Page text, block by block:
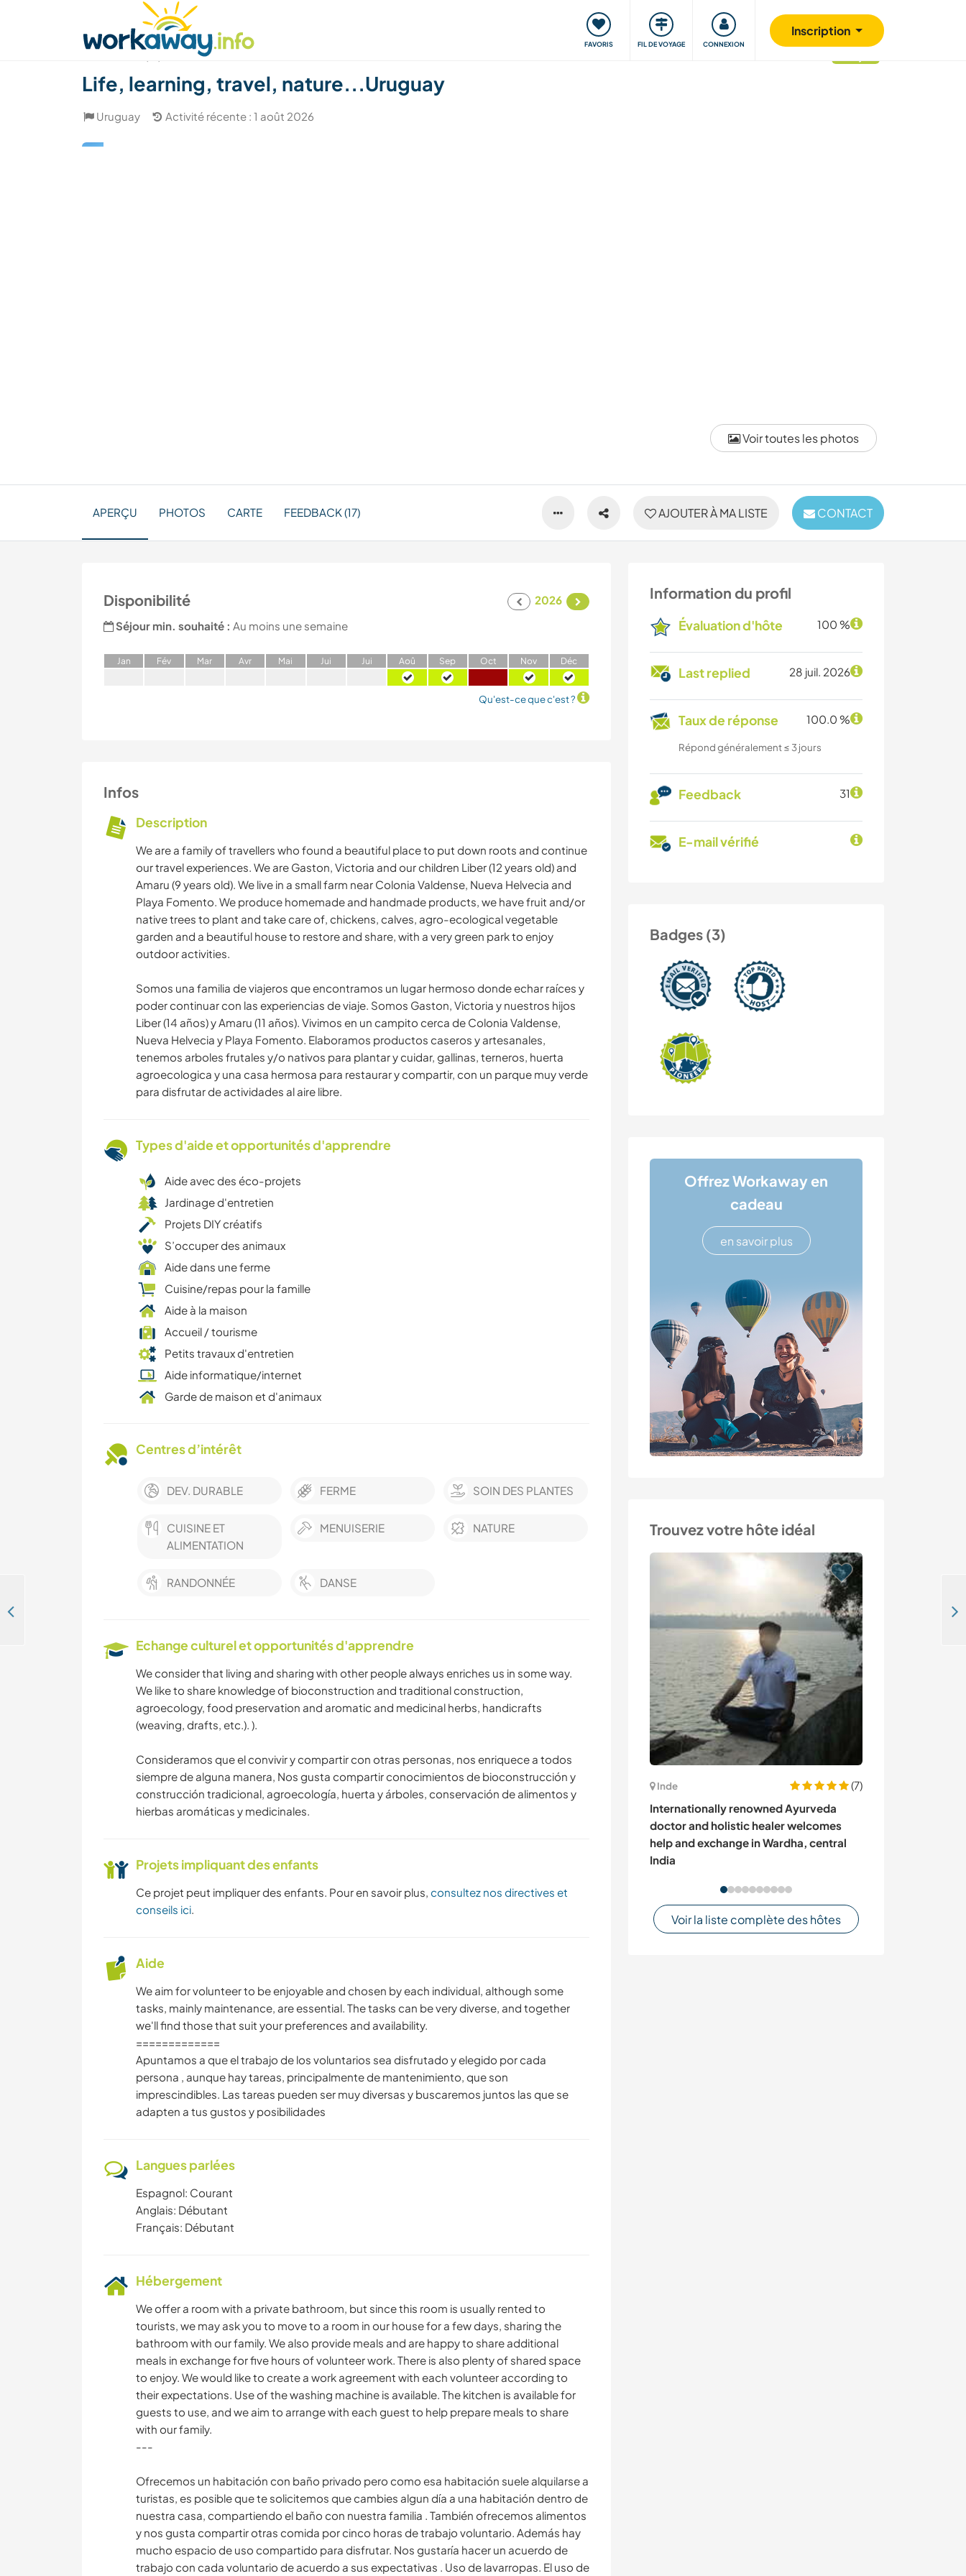
FAVORIS FIL DE VOYAGE CONNEXION
Inscription
Trouver hôte Covoyager Voyager, apprendre Communauté S'impliquer Sécurité
Voir toutes les photos
Life, learning, travel, nature...Uruguay
Uruguay Activité récente : 1 août 2026
AJOUTER À MA LISTE CONTACT
APERÇU PHOTOS CARTE FEEDBACK (17)
Information du profil
Évaluation d'hôte 100 %
Last replied 28 juil. 2026
Taux de réponse 100.0 %
Répond généralement ≤ 3 jours
Feedback 31
E-mail vérifié
Badges (3)
Offrez Workaway en
cadeau
en savoir plus
Trouvez votre hôte idéal
Inde
(7)
Internationally renowned Ayurveda
doctor and holistic healer welcomes
help and exchange in Wardha, central
India
Voir la liste complète des hôtes
Disponibilité
2026
Séjour min. souhaité : Au moins une semaine
Jan Fév Mar Avr Mai Jui Jui Aoû Sep Oct Nov Déc
Qu'est-ce que c'est ?
Infos
Description
We are a family of travellers who found a beautiful place to put down roots and continue
our travel experiences. We are Gaston, Victoria and our children Liber (12 years old) and
Amaru (9 years old). We live in a small farm near Colonia Valdense, Nueva Helvecia and
Playa Fomento. We produce homemade and handmade products, we have fruit and/or
native trees to plant and take care of, chickens, calves, agro-ecological vegetable
garden and a beautiful house to restore and share, with a very green park to enjoy
outdoor activities.
Somos una familia de viajeros que encontramos un lugar hermoso donde echar raíces y
poder continuar con las experiencias de viaje. Somos Gaston, Victoria y nuestros hijos
Liber (14 años) y Amaru (11 años). Vivimos en un campito cerca de Colonia Valdense,
Nueva Helvecia y Playa Fomento. Elaboramos productos caseros y artesanales,
tenemos arboles frutales y/o nativos para plantar y cuidar, gallinas, terneros, huerta
agroecologica y una casa hermosa para restaurar y compartir, con un parque muy verde
para disfrutar de actividades al aire libre.
Types d'aide et opportunités d'apprendre
Aide avec des éco-projets
Jardinage d'entretien
Projets DIY créatifs
S’occuper des animaux
Aide dans une ferme
Cuisine/repas pour la famille
Aide à la maison
Accueil / tourisme
Petits travaux d'entretien
Aide informatique/internet
Garde de maison et d'animaux
Centres d’intérêt
DEV. DURABLE FERME SOIN DES PLANTES
CUISINE ET
ALIMENTATION
MENUISERIE NATURE
RANDONNÉE DANSE
Echange culturel et opportunités d'apprendre
We consider that living and sharing with other people always enriches us in some way.
We like to share knowledge of bioconstruction and traditional construction,
agroecology, food preservation and aromatic and medicinal herbs, handicrafts
(weaving, drafts, etc.). ).
Consideramos que el convivir y compartir con otras personas, nos enriquece a todos
siempre de alguna manera, Nos gusta compartir conocimientos de bioconstrucción y
construcción tradicional, agroecología, huerta y árboles, conservación de alimentos y
hierbas aromáticas y medicinales.
Projets impliquant des enfants
Ce projet peut impliquer des enfants. Pour en savoir plus, consultez nos directives et
conseils ici.
Aide
We aim for volunteer to be enjoyable and chosen by each individual, although some
tasks, mainly maintenance, are essential. The tasks can be very diverse, and together
we'll find those that suit your preferences and availability.
=============
Apuntamos a que el trabajo de los voluntarios sea disfrutado y elegido por cada
persona , aunque hay tareas, principalmente de mantenimiento, que son
imprescindibles. Las tareas pueden ser muy diversas y buscaremos juntos las que se
adapten a tus gustos y posibilidades
Langues parlées
Espagnol: Courant
Anglais: Débutant
Français: Débutant
Hébergement
We offer a room with a private bathroom, but since this room is usually rented to
tourists, we may ask you to move to a room in our house for a few days, sharing the
bathroom with our family. We also provide meals and are happy to share additional
meals in exchange for five hours of volunteer work. There is also plenty of shared space
to enjoy. We would like to create a work agreement with each volunteer according to
their expectations. Use of the washing machine is available. The kitchen is available for
guests to use, and we aim to arrange with each guest to help prepare meals to share
with our family.
---
Ofrecemos un habitación con baño privado pero como esa habitación suele alquilarse a
turistas, es posible que te solicitemos que cambies algun día a una habitación dentro de
nuestra casa, compartiendo el baño con nuestra familia . También ofrecemos alimentos
y nos gusta compartir otras comida por cinco horas de trabajo voluntario. Además hay
mucho espacio de uso compartido para disfrutar. Nos gustaría hacer un acuerdo de
trabajo con cada voluntario de acuerdo a sus expectativas . Uso de lavarropas. El uso de